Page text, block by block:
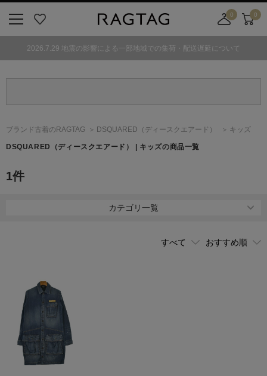
気
0
舗
カ
ト
0
2026.7.29 地震の影響による一部地域での集荷・配送遅延について
ブランド古着のRAGTAG DSQUARED （ディースクエアード） キッズ
DSQUARED （ディースクエアード） | キッズの商品一覧
1件
カテゴリ一覧